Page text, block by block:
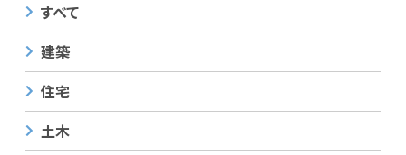
すべて
建築
住宅
土木